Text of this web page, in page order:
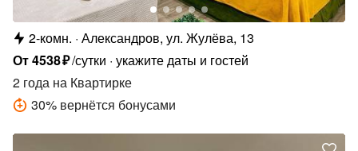
2-комн. Александров, ул. Жулёва, 13
От4538₽/сутки укажите даты и гостей
2 года на Квартирке
30% вернётся бонусами